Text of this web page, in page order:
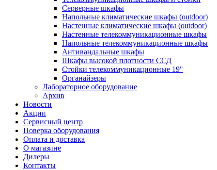
Серверные шкафы
Напольные климатические шкафы (outdoor)
Настенные климатические шкафы (outdoor)
Настенные телекоммуникационные шкафы
Напольные телекоммуникационные шкафы
Антивандальные шкафы
Шкафы высокой плотности ССД
Стойки телекоммуникационные 19"
Органайзеры
Лабораторное оборудование
Архив
Новости
Акции
Сервисный центр
Поверка оборудования
Оплата и доставка
О магазине
Дилеры
Контакты